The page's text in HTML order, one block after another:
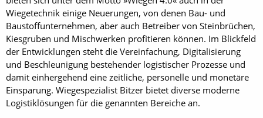
Wiegetechnik einige Neuerungen, von denen Bau- und
Baustoffunternehmen, aber auch Betreiber von Steinbrüchen,
Kiesgruben und Mischwerken profitieren können. Im Blickfeld
der Entwicklungen steht die Vereinfachung, Digitalisierung
und Beschleunigung bestehender logistischer Prozesse und
damit einhergehend eine zeitliche, personelle und monetäre
Einsparung. Wiegespezialist Bitzer bietet diverse moderne
Logistiklösungen für die genannten Bereiche an.